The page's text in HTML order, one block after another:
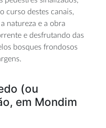
curso destes canais,
natureza e a obra
e desfrutando das
bosques frondosos
(ou
em Mondim